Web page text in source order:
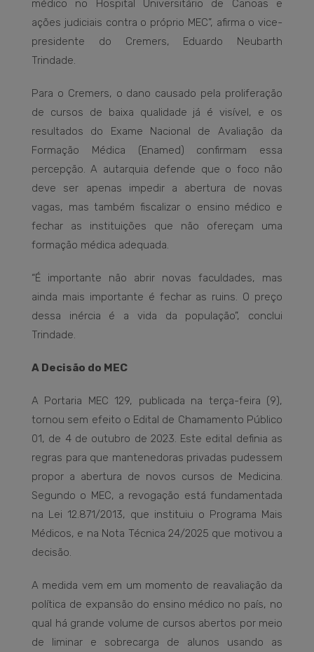
médico no Hospital Universitário de Canoas e
ações judiciais contra o próprio MEC”, afirma o vice-
presidente do Cremers, Eduardo Neubarth
Trindade.
Para o Cremers, o dano causado pela proliferação
de cursos de baixa qualidade já é visível, e os
resultados do Exame Nacional de Avaliação da
Formação Médica (Enamed) confirmam essa
percepção. A autarquia defende que o foco não
deve ser apenas impedir a abertura de novas
vagas, mas também fiscalizar o ensino médico e
fechar as instituições que não ofereçam uma
formação médica adequada.
“É importante não abrir novas faculdades, mas
ainda mais importante é fechar as ruins. O preço
dessa inércia é a vida da população”, conclui
Trindade.
A Decisão do MEC
A Portaria MEC 129, publicada na terça-feira (9),
tornou sem efeito o Edital de Chamamento Público
01, de 4 de outubro de 2023. Este edital definia as
regras para que mantenedoras privadas pudessem
propor a abertura de novos cursos de Medicina.
Segundo o MEC, a revogação está fundamentada
na Lei 12.871/2013, que instituiu o Programa Mais
Médicos, e na Nota Técnica 24/2025 que motivou a
decisão.
A medida vem em um momento de reavaliação da
política de expansão do ensino médico no país, no
qual há grande volume de cursos abertos por meio
de liminar e sobrecarga de alunos usando as